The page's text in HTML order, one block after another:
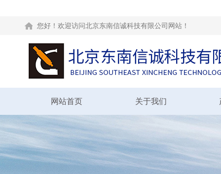
您好！欢迎访问北京东南信诚科技有限公司网站！
网站首页 关于我们